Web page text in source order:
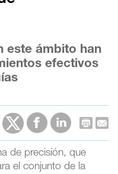
este ámbito han
efectivos
de precisión, que
el conjunto de la